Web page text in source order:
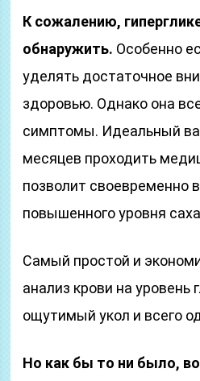
К сожалению,
обнаружить. Особенно
уделять достаточное
здоровью. Однако она
симптомы. Идеальный
месяцев проходить
позволит своевременно
повышенного уровня
Самый простой и
анализ крови на уровень
ощутимый укол и всего
Но как бы то ни было,